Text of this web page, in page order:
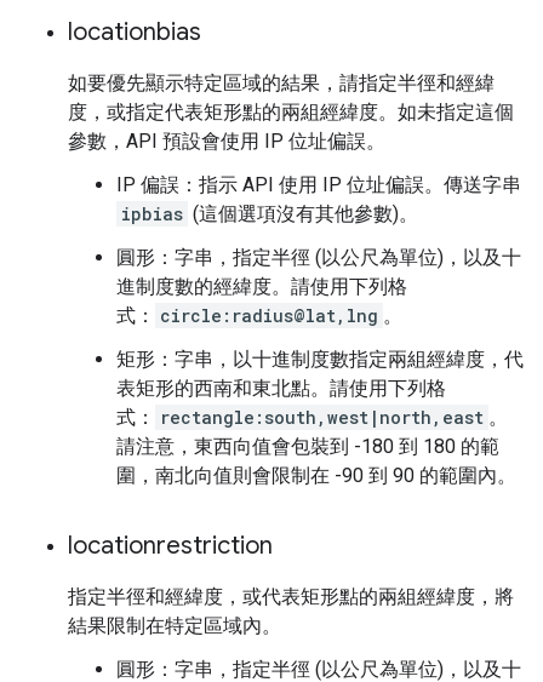
locationbias
如要優先顯示特定區域的結果，請指定半徑和經緯
度，或指定代表矩形點的兩組經緯度。如未指定這個
參數，API 預設會使用 IP 位址偏誤。
IP 偏誤：指示 API 使用 IP 位址偏誤。傳送字串
ipbias (這個選項沒有其他參數)。
圓形：字串，指定半徑 (以公尺為單位)，以及十
進制度數的經緯度。請使用下列格
式：
circle:radius@lat,lng 。
矩形：字串，以十進制度數指定兩組經緯度，代
表矩形的西南和東北點。請使用下列格
式：
rectangle:south,west|north,east 。
請注意，東西向值會包裝到 -180 到 180 的範
圍，南北向值則會限制在 -90 到 90 的範圍內。
locationrestriction
指定半徑和經緯度，或代表矩形點的兩組經緯度，將
結果限制在特定區域內。
圓形：字串，指定半徑 (以公尺為單位)，以及十